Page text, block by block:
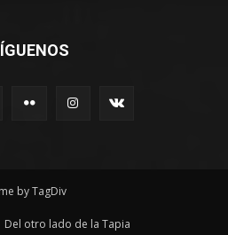
by TagDiv
Del otro lado de la Tapia